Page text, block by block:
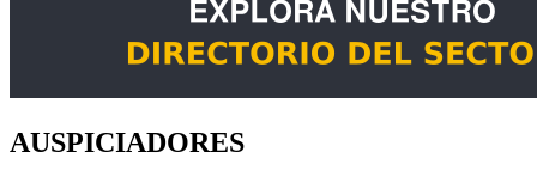
AUSPICIADORES